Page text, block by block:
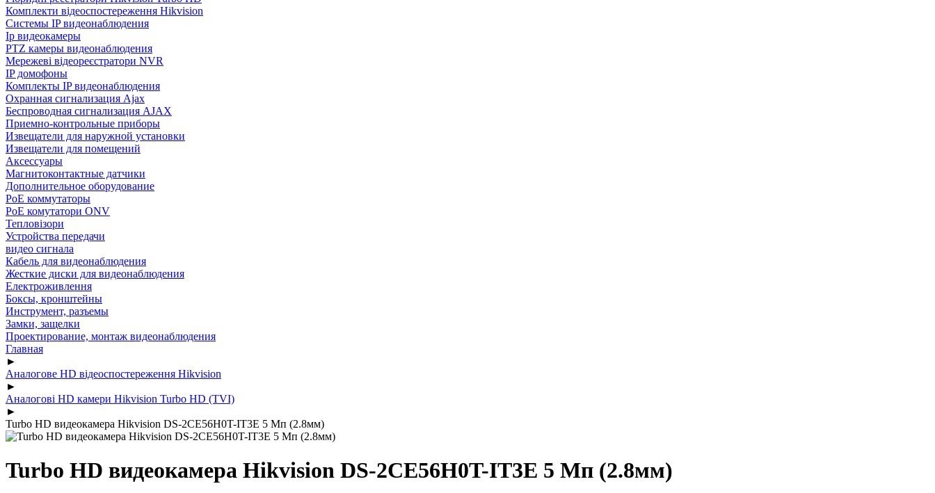
Комплекти відеоспостереження Hikvision
Системы IP видеонаблюдения
Ip видеокамеры
PTZ камеры видеонаблюдения
Мережеві відеореєстратори NVR
IP домофоны
Комплекты IP видеонаблюдения
Охранная сигнализация Ajax
Беспроводная сигнализация AJAX
Приемно-контрольные приборы
Извещатели для наружной установки
Извещатели для помещений
Аксессуары
Магнитоконтактные датчики
Дополнительное оборудование
PoE коммутаторы
PoE комутатори ONV
Тепловізори
Устройства передачи
видео сигнала
Кабель для видеонаблюдения
Жесткие диски для видеонаблюдения
Електроживлення
Боксы, кронштейны
Инструмент, разъемы
Замки, защелки
Проектирование, монтаж видеонаблюдения
Главная
►
Аналогове HD відеоспостереження Hikvision
►
Аналогові HD камери Hikvision Turbo HD (TVI)
►
Turbo HD видеокамера Hikvision DS-2CE56H0T-IT3E 5 Мп (2.8мм)
Turbo HD видеокамера Hikvision DS-2CE56H0T-IT3E 5 Мп (2.8мм)